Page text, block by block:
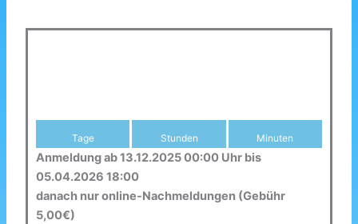
Tage Stunden Minuten
Anmeldung ab 13.12.2025 00:00 Uhr bis
05.04.2026 18:00
danach nur online-Nachmeldungen (Gebühr
5,00€)